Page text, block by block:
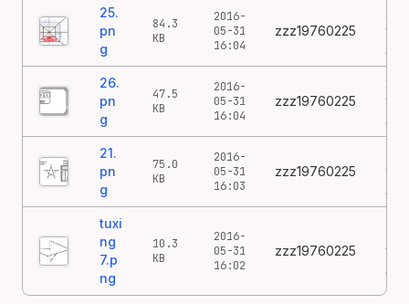
25.
pn
g
84.3
KB
2016-
05-31
16:04
zzz19760225
涂
鸦
26.
pn
g
47.5
KB
2016-
05-31
16:04
zzz19760225
涂
鸦
21.
pn
g
75.0
KB
2016-
05-31
16:03
zzz19760225
涂
鸦
tuxi
ng
7.p
ng
10.3
KB
2016-
05-31
16:02
zzz19760225
涂
鸦